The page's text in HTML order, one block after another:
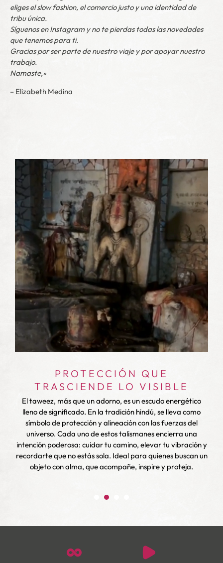
eliges el slow fashion, el comercio justo y una identidad de
tribu única.
Síguenos en Instagram y no te pierdas todas las novedades
que tenemos para ti.
Gracias por ser parte de nuestro viaje y por apoyar nuestro
trabajo.
Namaste,»
– Elizabeth Medina
PROTECCIÓN QUE
TRASCIENDE LO VISIBLE
El taweez, más que un adorno, es un escudo energético
lleno de significado. En la tradición hindú, se lleva como
símbolo de protección y alineación con las fuerzas del
universo. Cada uno de estos talismanes encierra una
intención poderosa: cuidar tu camino, elevar tu vibración y
recordarte que no estás sola. Ideal para quienes buscan un
objeto con alma, que acompañe, inspire y proteja.